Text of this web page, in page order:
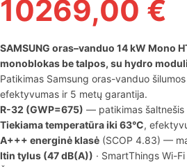
10269,00 €
SAMSUNG oras–vanduo 14 kW Mono
monoblokas be talpos, su hydro
Patikimas Samsung oras-vanduo
efektyvumas ir 5 metų garantija.
R-32 (GWP=675) — patikimas šaltnešis
Tiekiama temperatūra iki 63°C,
A+++ energinė klasė (SCOP 4.83) —
Itin tylus (47 dB(A)) · SmartThings Wi-